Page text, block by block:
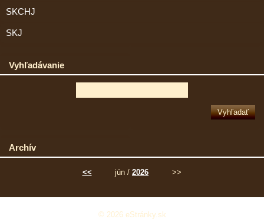
SKCHJ
SKJ
Vyhľadávanie
Archív
<< jún / 2026 >>
© 2026 eStránky.sk